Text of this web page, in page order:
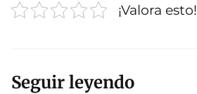
¡Valora esto!
Seguir leyendo